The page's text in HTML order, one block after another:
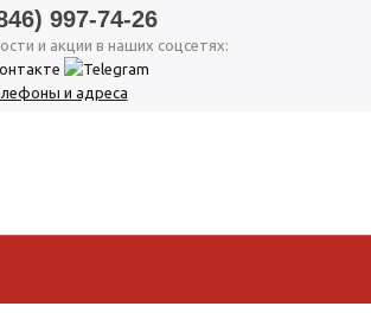
997-74-26
и акции в наших соцсетях:
и адреса